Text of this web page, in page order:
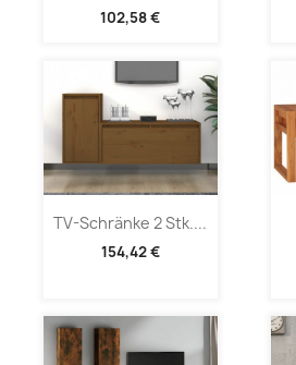
102,58 €
TV-Schränke 2 Stk....
154,42 €